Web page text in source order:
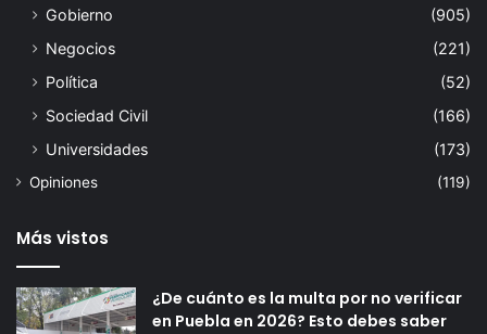
Gobierno
(905)
Negocios
(221)
Política
(52)
Sociedad Civil
(166)
Universidades
(173)
Opiniones (119)
Más vistos
¿De cuánto es la multa por no verificar
en Puebla en 2026? Esto debes saber